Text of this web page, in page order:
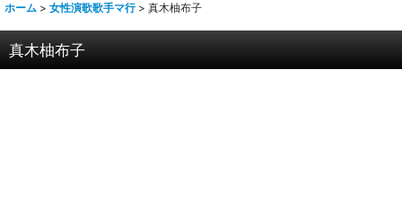
ホーム > 女性演歌歌手マ行 > 真木柚布子
真木柚布子